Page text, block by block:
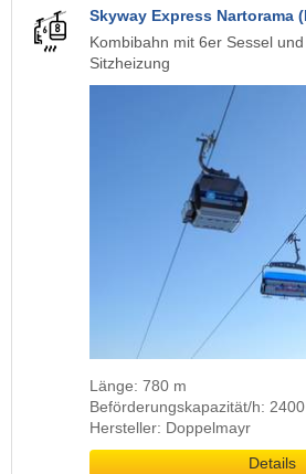
Skyway Express Nartorama
Kombibahn mit 6er Sessel
Sitzheizung
Länge: 780 m
Beförderungskapazität/h: 2400
Hersteller: Doppelmayr
Details